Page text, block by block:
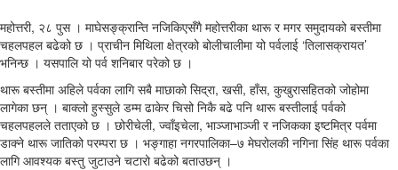
महोत्तरी, २८ पुस । माघेसङ्क्रान्ति नजिकिएसँगै महोत्तरीका थारू र मगर समुदायको बस्तीमा
चहलपहल बढेको छ । प्राचीन मिथिला क्षेत्रको बोलीचालीमा यो पर्वलाई ‘तिलासक्रायत’
भनिन्छ । यसपालि यो पर्व शनिबार परेको छ ।
थारू बस्तीमा अहिले पर्वका लागि सबै माछाको सिद्रा, खसी, हाँस, कुखुरासहितको जोहोमा
लागेका छन् । बाक्लो हुस्सुले डम्म ढाकेर चिसो निकै बढे पनि थारू बस्तीलाई पर्वको
चहलपहलले तताएको छ । छोरीचेली, ज्वाँइचेला, भाञ्जाभाञ्जी र नजिकका इष्टमित्र पर्वमा
डाक्ने थारू जातिको परम्परा छ । भङ्गाहा नगरपालिका–७ मेघरोलकी नगिना सिंह थारू पर्वका
लागि आवश्यक बस्तु जुटाउने चटारो बढेको बताउछन् ।